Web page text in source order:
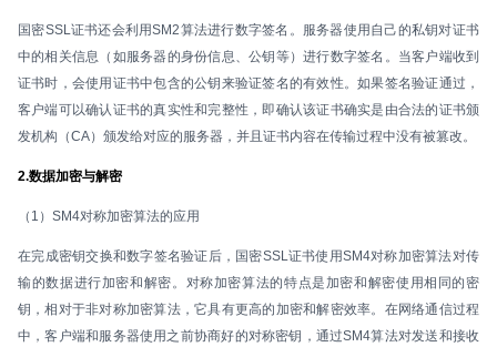
国密SSL证书还会利用SM2算法进行数字签名。服务器使用自己的私钥对证书
中的相关信息（如服务器的身份信息、公钥等）进行数字签名。当客户端收到
证书时，会使用证书中包含的公钥来验证签名的有效性。如果签名验证通过，
客户端可以确认证书的真实性和完整性，即确认该证书确实是由合法的证书颁
发机构（CA）颁发给对应的服务器，并且证书内容在传输过程中没有被篡改。
2.数据加密与解密
（1）SM4对称加密算法的应用
在完成密钥交换和数字签名验证后，国密SSL证书使用SM4对称加密算法对传
输的数据进行加密和解密。对称加密算法的特点是加密和解密使用相同的密
钥，相对于非对称加密算法，它具有更高的加密和解密效率。在网络通信过程
中，客户端和服务器使用之前协商好的对称密钥，通过SM4算法对发送和接收